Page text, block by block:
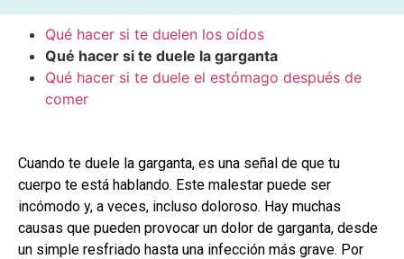
Qué hacer si te duelen los oídos
Qué hacer si te duele la garganta
Qué hacer si te duele el estómago después de
comer
Cuando te duele la garganta, es una señal de que tu
cuerpo te está hablando. Este malestar puede ser
incómodo y, a veces, incluso doloroso. Hay muchas
causas que pueden provocar un dolor de garganta, desde
un simple resfriado hasta una infección más grave. Por